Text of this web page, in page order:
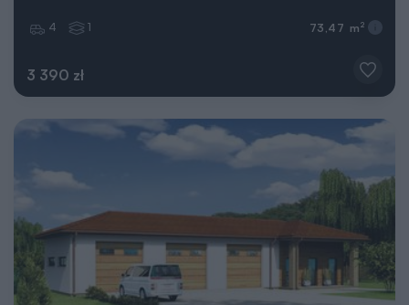
3 390 zł
4 1 73,47 m 2